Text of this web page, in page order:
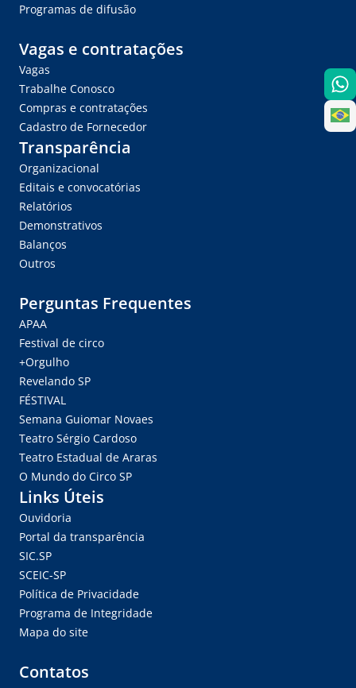
Programas de difusão
Vagas e contratações
Vagas
Trabalhe Conosco
Compras e contratações
Cadastro de Fornecedor
Transparência
Organizacional
Editais e convocatórias
Relatórios
Demonstrativos
Balanços
Outros
Perguntas Frequentes
APAA
Festival de circo
+Orgulho
Revelando SP
FÉSTIVAL
Semana Guiomar Novaes
Teatro Sérgio Cardoso
Teatro Estadual de Araras
O Mundo do Circo SP
Links Úteis
Ouvidoria
Portal da transparência
SIC.SP
SCEIC-SP
Política de Privacidade
Programa de Integridade
Mapa do site
Contatos